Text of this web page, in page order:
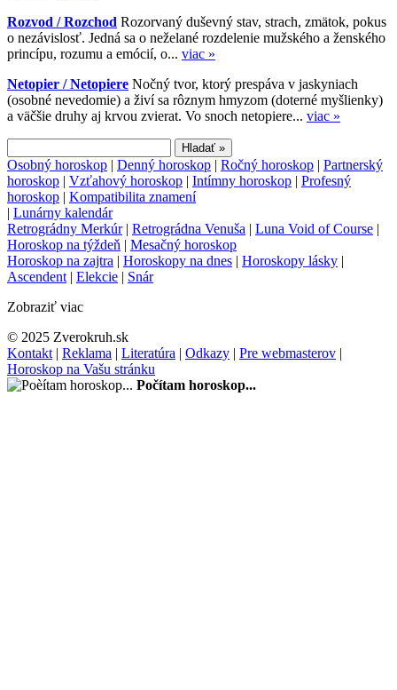
Rozvod / Rozchod Rozorvaný duševný stav, strach, zmätok, pokus
o nezávislosť. Jedná sa o neželané rozdelenie mužského a ženského
princípu, rozumu a emócií, o... viac »
Netopier / Netopiere Nočný tvor, ktorý prespáva v jaskyniach
(osobné nevedomie) a živí sa rôznym hmyzom (doterné myšlienky)
a väčšie druhy aj krvou zvierat. Vo snoch netopiere... viac »
Osobný horoskop | Denný horoskop | Ročný horoskop | Partnerský
horoskop | Vzťahový horoskop | Intímny horoskop | Profesný
horoskop | Kompatibilita znamení
| Lunárny kalendár
Retrográdny Merkúr| Retrográdna Venuša | Luna Void of Course |
Horoskop na týždeň | Mesačný horoskop
Horoskop na zajtra | Horoskopy na dnes | Horoskopy lásky |
Ascendent | Elekcie | Snár
Zobraziť viac
© 2025 Zverokruh.sk
Kontakt | Reklama | Literatúra | Odkazy | Pre webmasterov |
Horoskop na Vašu stránku
Počítam horoskop...